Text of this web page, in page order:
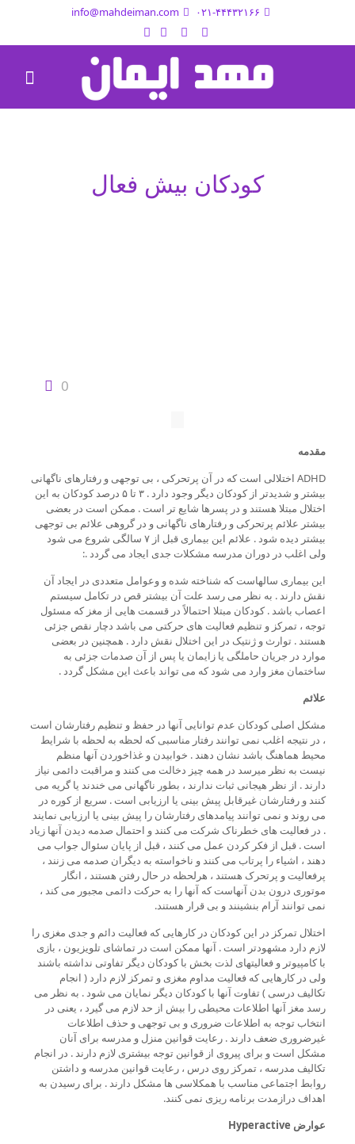
۰۲۱-۴۴۴۳۲۱۶۶ info@mahdeiman.com
کودکان بیش فعال
0
مقدمه
ADHD اختلالی است که در آن پرتحرکی ، بی توجهی و رفتارهای ناگهانی
بیشتر و شدیدتر از کودکان دیگر وجود دارد . ۳ تا ۵ درصد کودکان به این
اختلال مبتلا هستند و در پسرها شایع تر است . ممکن است در بعضی
بیشتر علائم پرتحرکی و رفتارهای ناگهانی و در گروهی علائم بی توجهی
بیشتر دیده شود . علائم این بیماری قبل از ۷ سالگی شروع می شود
ولی اغلب در دوران مدرسه مشکلات جدی ایجاد می گردد .:
این بیماری سالهاست که شناخته شده و وعوامل متعددی در ایجاد آن
نقش دارند . به نظر می رسد علت آن بیشتر قص در تکامل سیستم
اعصاب باشد . کودکان مبتلا احتمالاً در قسمت هایی از مغز که مسئول
توجه ، تمرکز و تنظیم فعالیت های حرکتی می باشد دچار نقص جزئی
هستند . توارث و ژنتیک در این اختلال نقش دارد . همچنین در بعضی
موارد در جریان حاملگی یا زایمان یا پس از آن صدمات جزئی به
ساختمان مغز وارد می شود که می تواند باعث این مشکل گردد .
علائم
مشکل اصلی کودکان عدم توانایی آنها در حفظ و تنظیم رفتارشان است
، در نتیجه اغلب نمی توانند رفتار مناسبی که لحظه به لحظه با شرایط
محیط هماهنگ باشد نشان دهند . خوابیدن و غذاخوردن آنها منظم
نیست به نظر میرسد در همه چیز دخالت می کنند و مراقبت دائمی نیاز
دارند . از نظر هیجانی ثبات ندارند ، بطور ناگهانی می خندند یا گریه می
کنند و رفتارشان غیرقابل پیش بینی یا ارزیابی است . سریع از کوره در
می روند و نمی توانند پیامدهای رفتارشان را پیش بینی یا ارزیابی نمایند
. در فعالیت های خطرناک شرکت می کنند و احتمال صدمه دیدن آنها زیاد
است . قبل از فکر کردن عمل می کنند ، قبل از پایان سئوال جواب می
دهند ، اشیاء را پرتاب می کنند و ناخواسته به دیگران صدمه می زنند ،
پرفعالیت و پرتحرک هستند ، هرلحظه در حال رفتن هستند ، انگار
موتوری درون بدن آنهاست که آنها را به حرکت دائمی مجبور می کند ،
نمی توانند آرام بنشینند و بی قرار هستند.
اختلال تمرکز در این کودکان در کارهایی که فعالیت دائم و جدی مغزی را
لازم دارد مشهودتر است . آنها ممکن است در تماشای تلویزیون ، بازی
با کامپیوتر و فعالیتهای لذت بخش با کودکان دیگر تفاوتی نداشته باشند
ولی در کارهایی که فعالیت مداوم مغزی و تمرکز لازم دارد ( انجام
تکالیف درسی ) تفاوت آنها با کودکان دیگر نمایان می شود . به نظر می
رسد مغز آنها اطلاعات محیطی را بیش از حد لازم می گیرد ، یعنی در
انتخاب توجه به اطلاعات ضروری و بی توجهی و حذف اطلاعات
غیرضروری ضعف دارند . رعایت قوانین منزل و مدرسه برای آنان
مشکل است و برای پیروی از قوانین توجه بیشتری لازم دارند . در انجام
تکالیف مدرسه ، تمرکز روی درس ، رعایت قوانین مدرسه و داشتن
روابط اجتماعی مناسب با همکلاسی ها مشکل دارند . برای رسیدن به
اهداف درازمدت برنامه ریزی نمی کنند.
عوارض Hyperactive